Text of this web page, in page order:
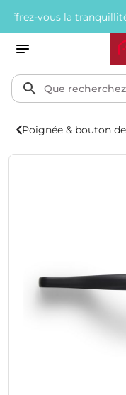
vous la tranquillité
Poignée & bouton